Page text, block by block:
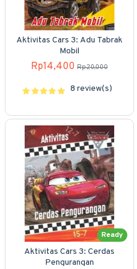
Aktivitas Cars 3: Adu Tabrak
Mobil
Rp14,400 Rp20,000
8 review(s)
Ready
Aktivitas Cars 3: Cerdas
Pengurangan